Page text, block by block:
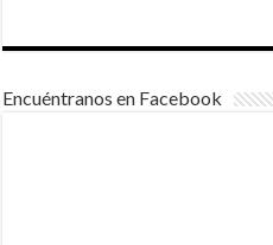
Encuéntranos en Facebook